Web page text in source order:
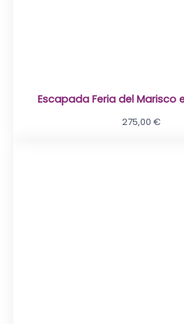
Escapada Feria del Marisco
275,00€